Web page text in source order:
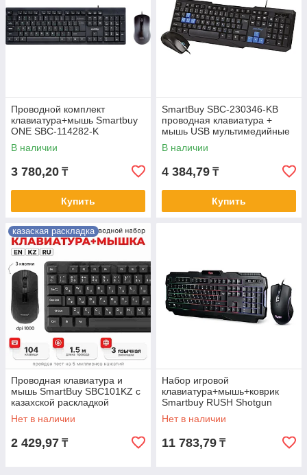
Проводной комплект
клавиатура+мышь Smartbuy
ONE SBC-114282-K
В наличии
3 780,20 ₸
Купить
SmartBuy SBC-230346-KB
проводная клавиатура +
мышь USB мультимедийные
с синими элементами
В наличии
4 384,79 ₸
Купить
казаская раскладка
Проводная клавиатура и
мышь SmartBuy SBC101KZ с
казахской раскладкой
Нет в наличии
2 429,97 ₸
Набор игровой
клавиатура+мышь+коврик
Smartbuy RUSH Shotgun
SBC-307728G
Нет в наличии
11 783,79 ₸